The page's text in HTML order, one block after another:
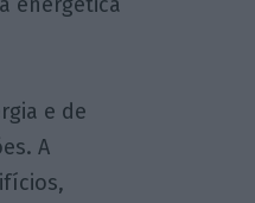
e de
A